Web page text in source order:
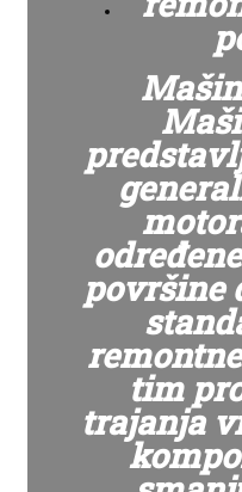
površine
tim
trajanja